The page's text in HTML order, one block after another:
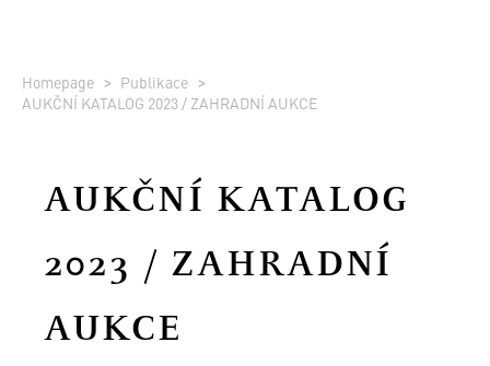
Homepage
Publikace
AUKČNÍ KATALOG 2023 / ZAHRADNÍ AUKCE
AUKČNÍ KATALOG
2023 / ZAHRADNÍ
AUKCE